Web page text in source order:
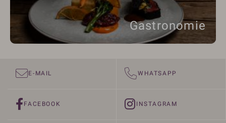
Gastronomie
E-MAIL WHATSAPP
FACEBOOK INSTAGRAM